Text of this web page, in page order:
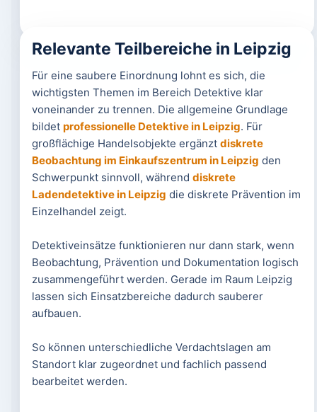
Relevante Teilbereiche in Leipzig
Für eine saubere Einordnung lohnt es sich, die
wichtigsten Themen im Bereich Detektive klar
voneinander zu trennen. Die allgemeine Grundlage
bildet professionelle Detektive in Leipzig. Für
großflächige Handelsobjekte ergänzt diskrete
Beobachtung im Einkaufszentrum in Leipzig den
Schwerpunkt sinnvoll, während diskrete
Ladendetektive in Leipzig die diskrete Prävention im
Einzelhandel zeigt.
Detektiveinsätze funktionieren nur dann stark, wenn
Beobachtung, Prävention und Dokumentation logisch
zusammengeführt werden. Gerade im Raum Leipzig
lassen sich Einsatzbereiche dadurch sauberer
aufbauen.
So können unterschiedliche Verdachtslagen am
Standort klar zugeordnet und fachlich passend
bearbeitet werden.